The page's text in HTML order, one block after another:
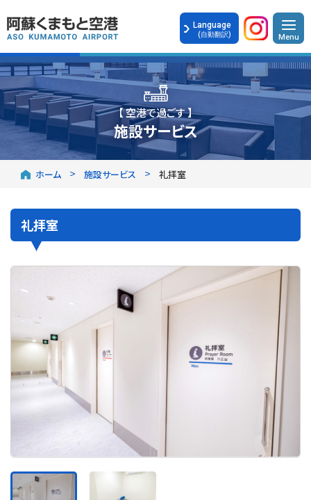
Language
(自動翻訳)
【 空港で過ごす 】
施設サービス
ホーム 施設サービス 礼拝室
礼拝室